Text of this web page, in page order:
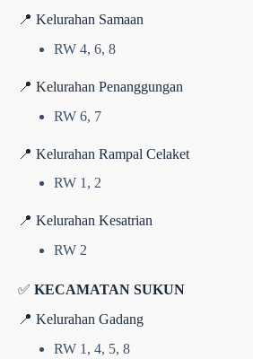
📍 Kelurahan Samaan
RW 4, 6, 8
📍 Kelurahan Penanggungan
RW 6, 7
📍 Kelurahan Rampal Celaket
RW 1, 2
📍 Kelurahan Kesatrian
RW 2
✅ KECAMATAN SUKUN
📍 Kelurahan Gadang
RW 1, 4, 5, 8